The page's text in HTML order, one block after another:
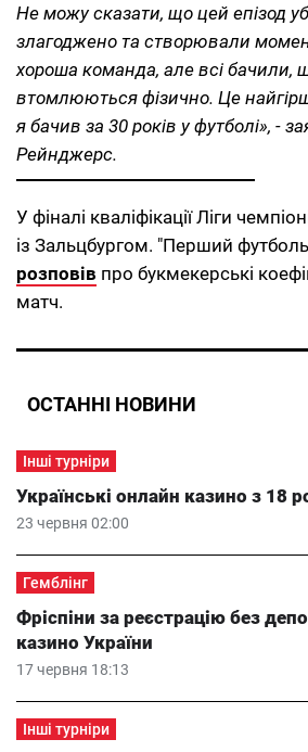
Не можу сказати, що цей епізод
злагоджено та створювали
хороша команда, але всі бачили,
втомлюються фізично. Це
я бачив за 30 років у футболі», -
Рейнджерс.
У фіналі кваліфікації Ліги
із Зальцбургом. "Перший
розповів про букмекерські
матч.
ОСТАННІ НОВИНИ
Інші турніри
23 червня 02:00
Українські онлайн казино з 18
Гемблінг
17 червня 18:13
Фріспіни за реєстрацію без
казино України
Інші турніри